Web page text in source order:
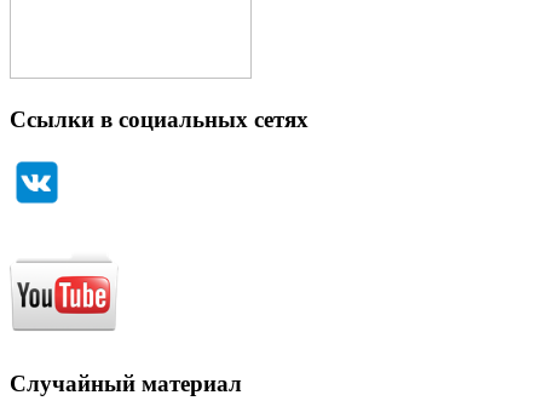
Ссылки в социальных сетях
Случайный материал